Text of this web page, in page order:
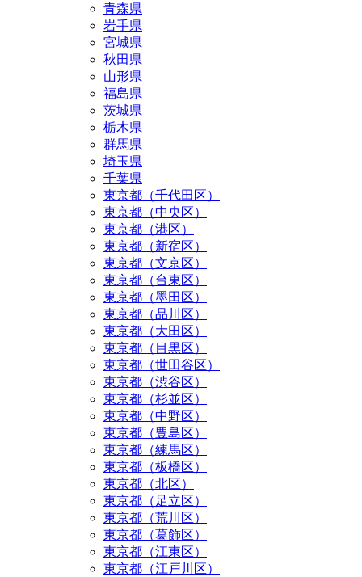
青森県
岩手県
宮城県
秋田県
山形県
福島県
茨城県
栃木県
群馬県
埼玉県
千葉県
東京都（千代田区）
東京都（中央区）
東京都（港区）
東京都（新宿区）
東京都（文京区）
東京都（台東区）
東京都（墨田区）
東京都（品川区）
東京都（大田区）
東京都（目黒区）
東京都（世田谷区）
東京都（渋谷区）
東京都（杉並区）
東京都（中野区）
東京都（豊島区）
東京都（練馬区）
東京都（板橋区）
東京都（北区）
東京都（足立区）
東京都（荒川区）
東京都（葛飾区）
東京都（江東区）
東京都（江戸川区）